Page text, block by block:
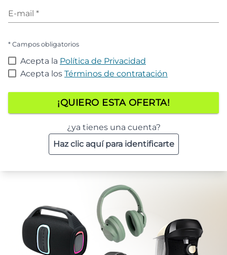
E-mail *
* Campos obligatorios
Acepta la Política de Privacidad
Acepta los Términos de contratación
¡QUIERO ESTA OFERTA!
¿ya tienes una cuenta?
Haz clic aquí para identificarte